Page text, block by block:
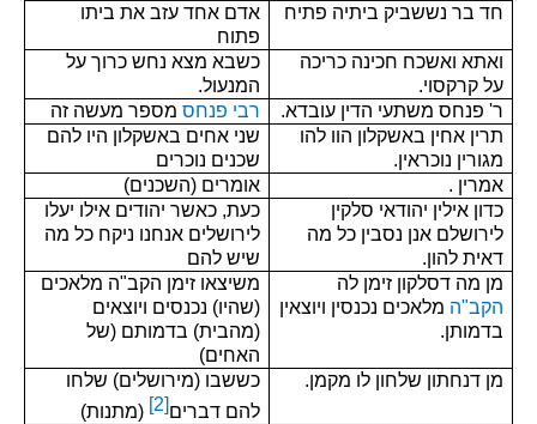
מסכת סנהדרין
מסכת ברכות
מסכת פאה
מסכת תענית
מסכת קידושין
חכמים
מושגים
מונחים
חד בר נששביק ביתיה פתיח
אדם אחד עזב את ביתו
פתוח
ואתא ואשכח חכינה כריכה
על קרקסוי.
כשבא מצא נחש כרוך על
המנעול.
ר' פנחס משתעי הדין עובדא.
רבי פנחס מספר מעשה זה
תרין אחין באשקלון הוו להו
מגורין נוכראין.
שני אחים באשקלון היו להם
שכנים נוכרים
אמרין .
אומרים (השכנים)
כדון אילין יהודאי סלקין
לירושלם אנן נסבין כל מה
דאית להון.
כעת, כאשר יהודים אילו יעלו
לירושלים אנחנו ניקח כל מה
שיש להם
מן מה דסלקון זימן לה
הקב"ה מלאכים נכנסין ויוצאין
בדמותן.
משיצאו זימן הקב"ה מלאכים
(שהיו) נכנסים ויוצאים
(מהבית) בדמותם (של
האחים)
מן דנחתון שלחון לו מקמן.
כששבו (מירושלים) שלחו
להם דברים[2]
(מתנות)